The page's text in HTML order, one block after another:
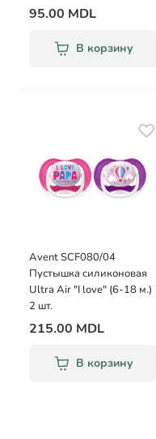
95.00 MDL
В корзину
Avent SCF080/04
Пустышка силиконовая
Ultra Air "I love" (6-18 м.)
2 шт.
215.00 MDL
В корзину